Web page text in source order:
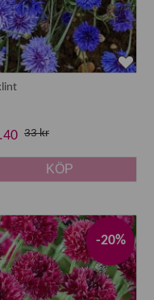
33 kr
KÖP
-20%